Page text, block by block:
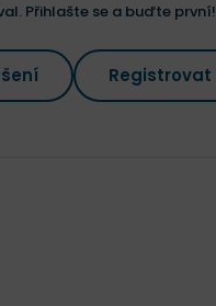
Přihlašte se a buďte
Registrovat